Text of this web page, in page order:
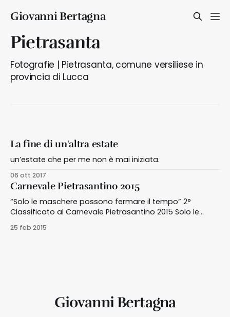
Giovanni Bertagna
Pietrasanta
Fotografie | Pietrasanta, comune versiliese in
provincia di Lucca
La fine di un'altra estate
un’estate che per me non è mai iniziata.
06 ott 2017
Carnevale Pietrasantino 2015
“Solo le maschere possono fermare il tempo” 2°
Classificato al Carnevale Pietrasantino 2015 Solo le
Lanterna Solo le maschere possono fermare il tempo –
25 feb 2015
Giovanni Bertagna